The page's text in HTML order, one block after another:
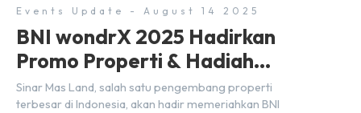
Events Update - August 14 2025
BNI wondrX 2025 Hadirkan
Promo Properti & Hadiah
Eksklusif
Sinar Mas Land, salah satu pengembang properti
terbesar di Indonesia, akan hadir memeriahkan BNI